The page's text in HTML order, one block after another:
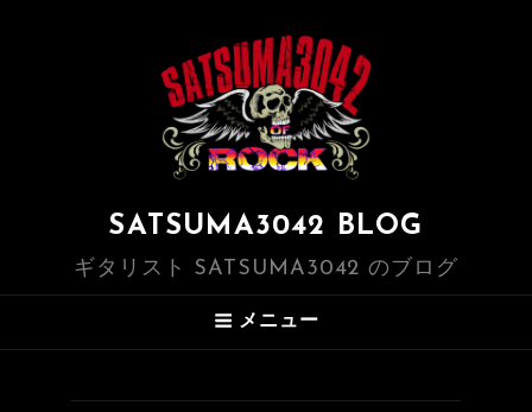
SATSUMA3042 BLOG
ギタリスト SATSUMA3042 のブログ
メニュー